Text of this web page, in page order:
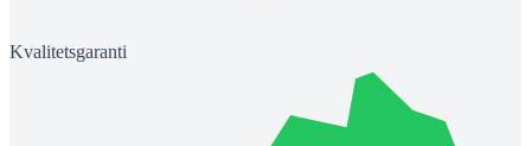
Kvalitetsgaranti